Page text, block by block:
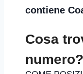
contiene
Cosa
numero?